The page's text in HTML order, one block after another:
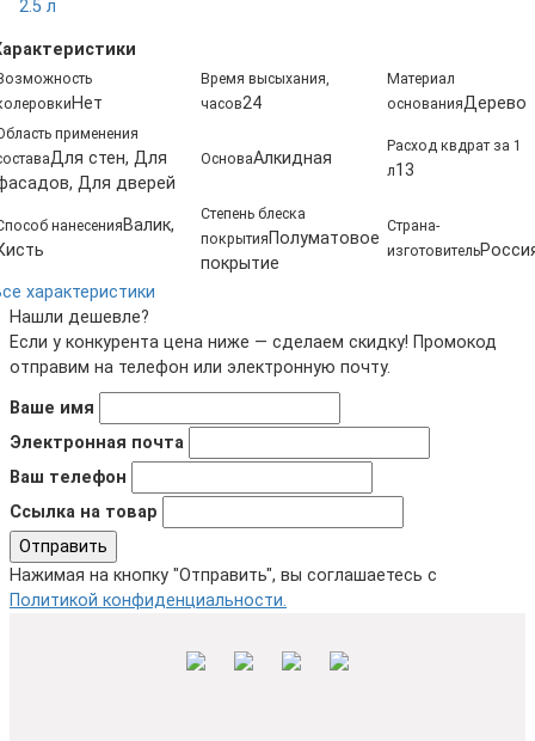
2.5 л
Нет
Время высыхания,
часов24
Материал
основанияДерево
применения
Для стен, Для
Для дверей
ОсноваАлкидная
Расход квдрат за 1
л13
нанесения Валик,
Степень блеска
покрытия Полуматовое
покрытие
Страна-
изготовитель
характеристики
Нашли дешевле?
Если у конкурента цена ниже — сделаем скидку! Промокод
отправим на телефон или электронную почту.
Ваше имя
Электронная почта
Ваш телефон
Ссылка на товар
Отправить
Нажимая на кнопку "Отправить", вы соглашаетесь с
Политикой конфиденциальности.